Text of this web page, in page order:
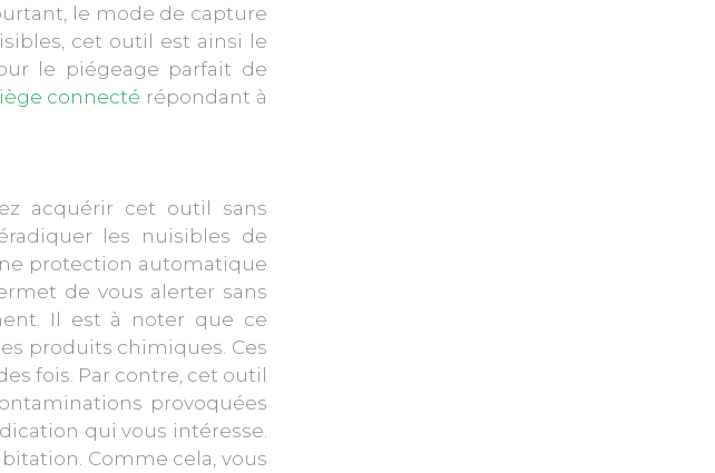
le mode de capture
cet outil est ainsi le
le piégeage parfait de
connecté répondant à
acquérir cet outil sans
les nuisibles de
protection automatique
de vous alerter sans
Il est à noter que ce
produits chimiques. Ces
fois. Par contre, cet outil
provoquées
qui vous intéresse.
Comme cela, vous